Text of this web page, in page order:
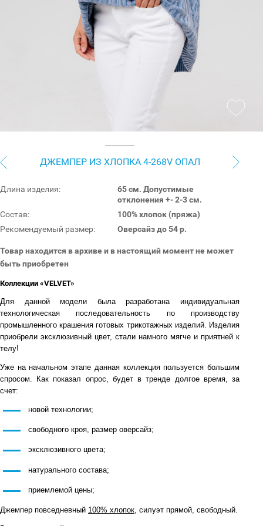
ДЖЕМПЕР ИЗ ХЛОПКА 4-268V ОПАЛ
Длина изделия:
65 см. Допустимые
отклонения +- 2-3 см.
Состав:
100% хлопок (пряжа)
Рекомендуемый размер:
Оверсайз до 54 р.
Товар находится в архиве и в настоящий момент не может
быть приобретен
Коллекции «VELVET»
Для данной модели была разработана индивидуальная
технологическая последовательность по производству
промышленного крашения готовых трикотажных изделий. Изделия
приобрели эксклюзивный цвет, стали намного мягче и приятней к
телу!
Уже на начальном этапе данная коллекция пользуется большим
спросом. Как показал опрос, будет в тренде долгое время, за
счет:
новой технологии;
свободного кроя, размер оверсайз;
эксклюзивного цвета;
натурального состава;
приемлемой цены;
Джемпер повседневный 100% хлопок, силуэт прямой, свободный.